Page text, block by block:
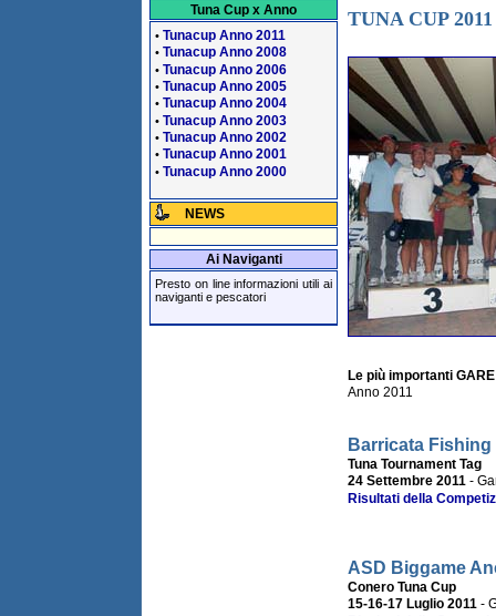
Tuna Cup x Anno
• Tunacup Anno 2011
• Tunacup Anno 2008
• Tunacup Anno 2006
• Tunacup Anno 2005
• Tunacup Anno 2004
• Tunacup Anno 2003
• Tunacup Anno 2002
• Tunacup Anno 2001
• Tunacup Anno 2000
NEWS
Ai Naviganti
Presto on line informazioni utili ai
naviganti e pescatori
TUNA CUP 2011
Le più importanti
Anno 2011
Barricata Fishing
Tuna Tournament Tag
24 Settembre 2011 -
Risultati della
ASD Biggame
Conero Tuna Cup
15-16-17 Luglio 2011 -